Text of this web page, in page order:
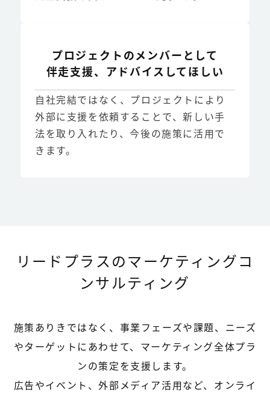
プロジェクトのメンバーとして
伴走支援、アドバイスしてほしい
自社完結ではなく、プロジェクトにより
外部に支援を依頼することで、新しい手
法を取り入れたり、今後の施策に活用で
きます。
リードプラスのマーケティングコ
ンサルティング
施策ありきではなく、事業フェーズや課題、ニーズ
やターゲットにあわせて、マーケティング全体プラ
ンの策定を支援します。
広告やイベント、外部メディア活用など、オンライ